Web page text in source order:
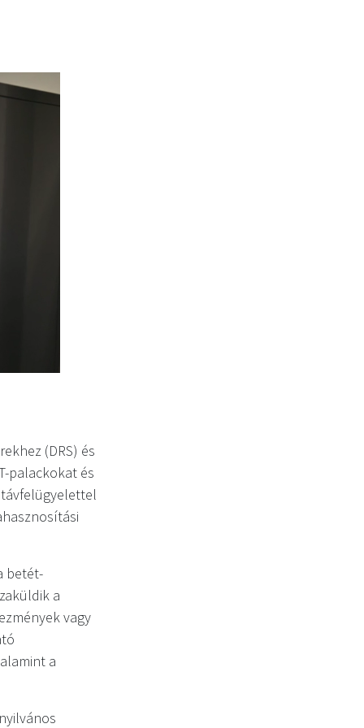
(DRS) és
palackokat és
betét-
a
vagy
a